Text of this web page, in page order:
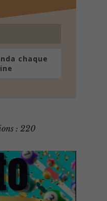
chaque
: 220